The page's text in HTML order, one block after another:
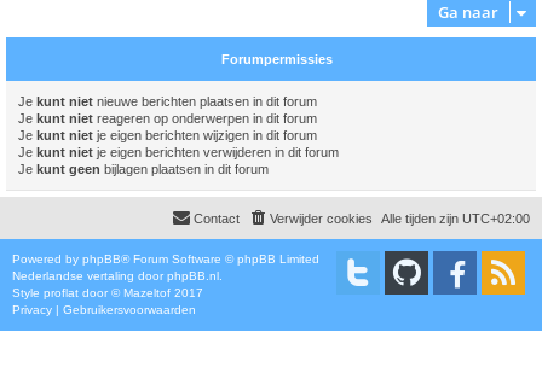
Ga naar
Forumpermissies
Je kunt niet nieuwe berichten plaatsen in dit forum
Je kunt niet reageren op onderwerpen in dit forum
Je kunt niet je eigen berichten wijzigen in dit forum
Je kunt niet je eigen berichten verwijderen in dit forum
Je kunt geen bijlagen plaatsen in dit forum
Alle tijden zijn UTC+02:00
Verwijder cookies
Contact
Powered by phpBB® Forum Software © phpBB Limited
Nederlandse vertaling door phpBB.nl
Style proflat door ©Mazeltof 2017
Privacy | Gebruikersvoorwaarden